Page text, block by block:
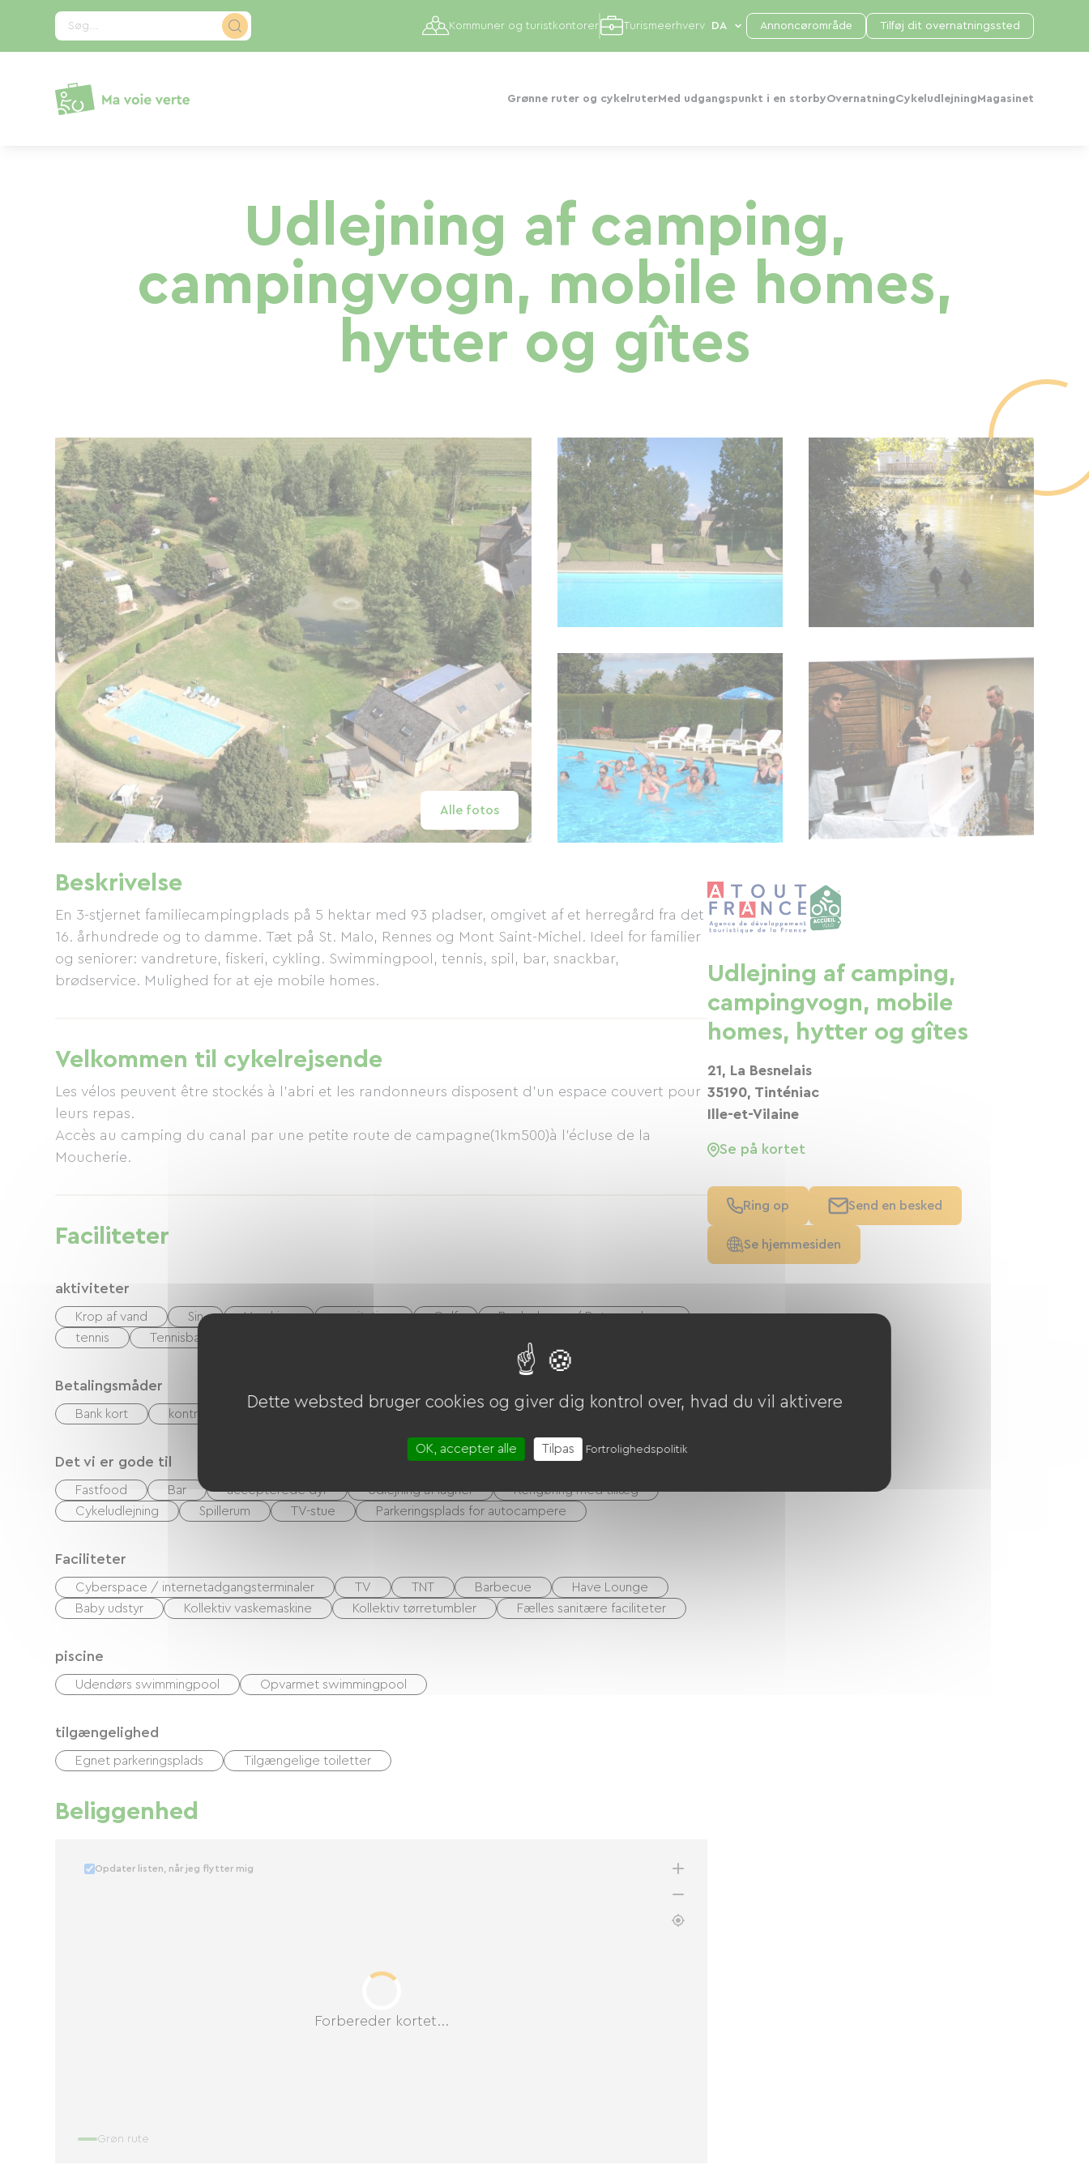
Søg...
Grønne ruter og cykelruterMed udgangspunkt i en storbyOvernatningCykeludlejning Magasinet
Kommuner og turistkontorer Turismeerhverv Annoncørområde Tilføj dit overnatningssted
Udlejning af camping,
campingvogn, mobile homes,
hytter og gîtes
Alle fotos
Beskrivelse
En 3-stjernet familiecampingplads på 5 hektar med 93 pladser, omgivet af et herregård fra det
16. århundrede og to damme. Tæt på St. Malo, Rennes og Mont Saint-Michel. Ideel for familier
og seniorer: vandreture, fiskeri, cykling. Swimmingpool, tennis, spil, bar, snackbar,
brødservice. Mulighed for at eje mobile homes.
Velkommen til cykelrejsende
Les vélos peuvent être stockés à l'abri et les randonneurs disposent d'un espace couvert pour
leurs repas.
Accès au camping du canal par une petite route de campagne(1km500)à l'écluse de la
Moucherie.
Faciliteter
aktiviteter
Krop af vand Sin Vandring equitation Golf
Boulodrome / Petanquebane
tennis
Tennisbane
Betalingsmåder
Bank kort kontrol Feriekuponer (ANCV) Overførsel CAF-kuponer
Det vi er gode til
Fastfood Bar accepterede dyr Udlejning af lagner
Rengøring med tillæg
Cykeludlejning
Spillerum TV-stue Parkeringsplads for autocampere
Faciliteter
Cyberspace / internetadgangsterminaler TV TNT Barbecue
Have Lounge
Baby udstyr
Kollektiv vaskemaskine Kollektiv tørretumbler Fælles sanitære faciliteter
piscine
Udendørs swimmingpool Opvarmet swimmingpool
tilgængelighed
Egnet parkeringsplads Tilgængelige toiletter
Beliggenhed
Forbereder kortet...
Opdater listen, når jeg flytter mig
Grøn rute
Udlejning af camping,
campingvogn, mobile
homes, hytter og gîtes
21, La Besnelais
35190, Tinténiac
Ille-et-Vilaine
Se på kortet
Ring op Send en besked
Se hjemmesiden
CCookie-styringspanel
Dette websted bruger cookies og giver dig kontrol over, hvad du vil aktivere
OK, accepter alle Tilpas Fortrolighedspolitik